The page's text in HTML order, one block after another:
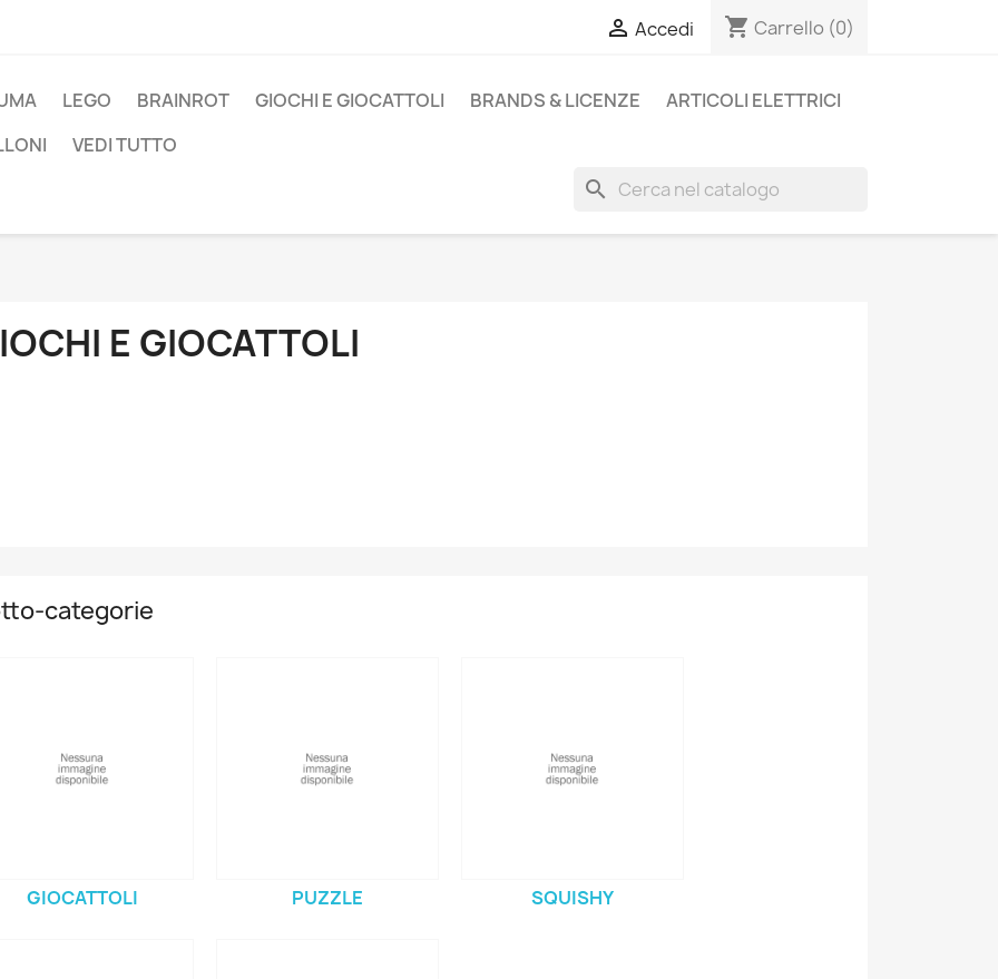
 Accedi shopping_cart Carrello (0)
LEGO BRAINROT GIOCHI E GIOCATTOLI BRANDS & LICENZE
ARTICOLI ELETTRICI
VEDI TUTTO
search
E GIOCATTOLI
categorie
GIOCATTOLI PUZZLE SQUISHY